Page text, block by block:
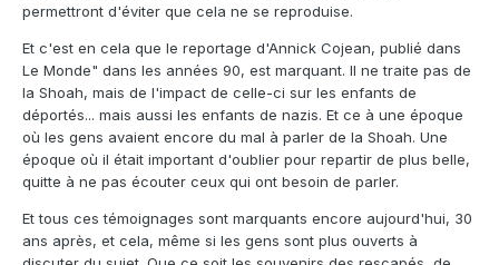
permettront d'éviter que cela ne se reproduise.
Et c'est en cela que le reportage d'Annick Cojean, publié dans
Le Monde" dans les années 90, est marquant. Il ne traite pas de
la Shoah, mais de l'impact de celle-ci sur les enfants de
déportés... mais aussi les enfants de nazis. Et ce à une époque
où les gens avaient encore du mal à parler de la Shoah. Une
époque où il était important d'oublier pour repartir de plus belle,
quitte à ne pas écouter ceux qui ont besoin de parler.
Et tous ces témoignages sont marquants encore aujourd'hui, 30
ans après, et cela, même si les gens sont plus ouverts à